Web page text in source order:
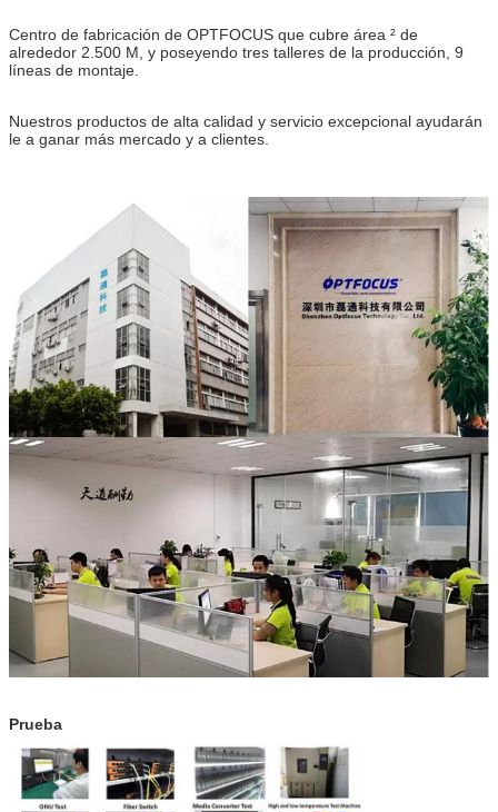
Centro de fabricación de OPTFOCUS que cubre área ² de
alrededor 2.500 M, y poseyendo tres talleres de la producción, 9
líneas de montaje.
Nuestros productos de alta calidad y servicio excepcional ayudarán
le a ganar más mercado y a clientes.
Prueba